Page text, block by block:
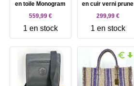
en toile Monogram
559,99 €
1 en stock
en cuir verni prune
299,99 €
1 en stock